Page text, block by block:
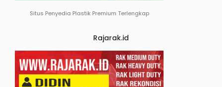
Situs Penyedia Plastik Premium Terlengkap
Rajarak.id